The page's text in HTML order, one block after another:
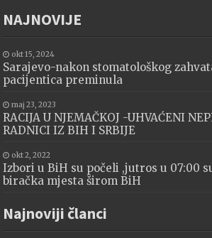
NAJNOVIJE
okt 15, 2024
Sarajevo-nakon stomatološkog
pacijentica preminula
maj 23, 2023
RACIJA U NJEMAČKOJ -UHVAĆENI
RADNICI IZ BIH I SRBIJE
okt 2, 2022
Izbori u BiH su počeli ,jutros u 07:00
biračka mjesta širom BiH
Najnoviji članci